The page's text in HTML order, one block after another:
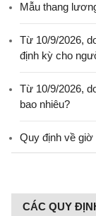
Mẫu thang
Từ 10/9/2026,
định kỳ cho
Từ 10/9/2026,
bao nhiêu?
Quy định về
CÁC QUY